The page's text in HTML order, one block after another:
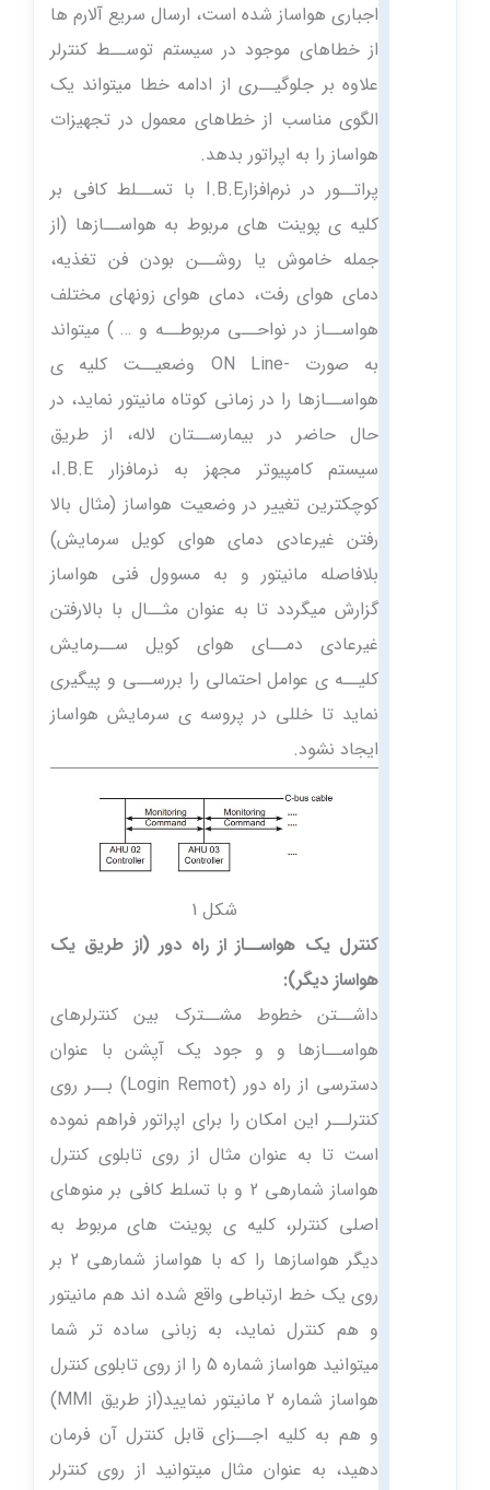
اجباری هواساز شده است، ارسال سریع آلارم ها
از خطاهای موجود در سیستم توســط کنترلر
علاوه بر جلوگیــری از ادامه خطا میتواند یک
الگوی مناسب از خطاهای معمول در تجهیزات
هواساز را به اپراتور بدهد.
پراتــور در نرم‌افزارI.B.E با تســلط کافی بر
کلیه ی پوینت های مربوط به هواســازها (از
جمله خاموش یا روشــن بودن فن تغذیه،
دمای هوای رفت، دمای هوای زونهای مختلف
هواســاز در نواحــی مربوطــه و … ) میتواند
به صورت -ON Line وضعیــت کلیه ی
هواســازها را در زمانی کوتاه مانیتور نماید، در
حال حاضر در بیمارســتان لاله، از طریق
سیستم کامپیوتر مجهز به نرمافزار I.B.E،
کوچکترین تغییر در وضعیت هواساز (مثال بالا
رفتن غیرعادی دمای هوای کویل سرمایش)
بلافاصله مانیتور و به مسوول فنی هواساز
گزارش میگردد تا به عنوان مثــال با بالارفتن
غیرعادی دمــای هوای کویل ســرمایش
کلیــه ی عوامل احتمالی را بررســی و پیگیری
نماید تا خللی در پروسه ی سرمایش هواساز
ایجاد نشود.
شکل 1
کنترل یک هواســاز از راه د‌ور (از طریق یک
هواساز د‌یگر):
داشــتن خطوط مشــترک بین کنترلرهای
هواســازها و و جود یک آپشن با عنوان
دسترسی از راه دور (Login Remot) بــر روی
کنترلــر این امکان را برای اپراتور فراهم نموده
است تا به عنوان مثال از روی تابلوی کنترل
هواساز شمارهی 2 و با تسلط کافی بر منوهای
اصلی کنترلر، کلیه ی پوینت های مربوط به
دیگر هواسازها را که با هواساز شمارهی 2 بر
روی یک خط ارتباطی واقع شده اند هم مانیتور
و هم کنترل نماید، به زبانی ساده تر شما
میتوانید هواساز شماره 5 را از روی تابلوی کنترل
هواساز شماره 2 مانیتور نمایید(از طریق MMI)
و هم به کلیه اجــزای قابل کنترل آن فرمان
دهید، به عنوان مثال میتوانید از روی کنترلر